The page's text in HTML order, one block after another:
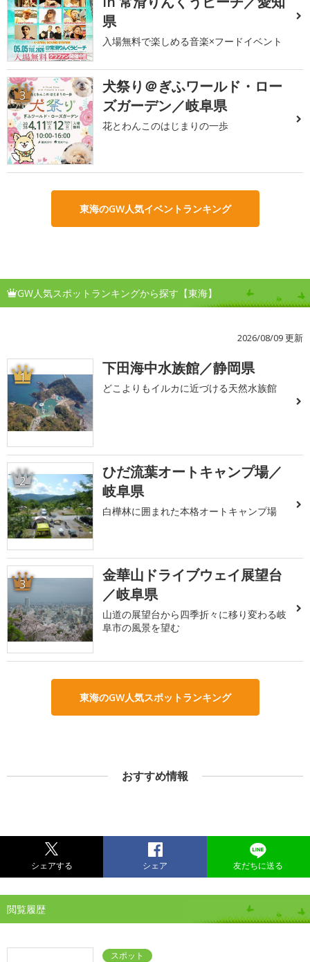
県
入場無料で楽しめる音楽×フードイベント
3
犬祭り＠ぎふワールド・ロー
ズガーデン／岐阜県
花とわんこのはじまりの一歩
東海のGW人気イベントランキング
GW人気スポットランキングから探す【東海】
2026/08/09 更新
1 下田海中水族館／静岡県
どこよりもイルカに近づける天然水族館
2
ひだ流葉オートキャンプ場／
岐阜県
白樺林に囲まれた本格オートキャンプ場
3
金華山ドライブウェイ展望台
／岐阜県
山道の展望台から四季折々に移り変わる岐
阜市の風景を望む
東海のGW人気スポットランキング
おすすめ情報
シェアする シェア 友だちに送る
閲覧履歴